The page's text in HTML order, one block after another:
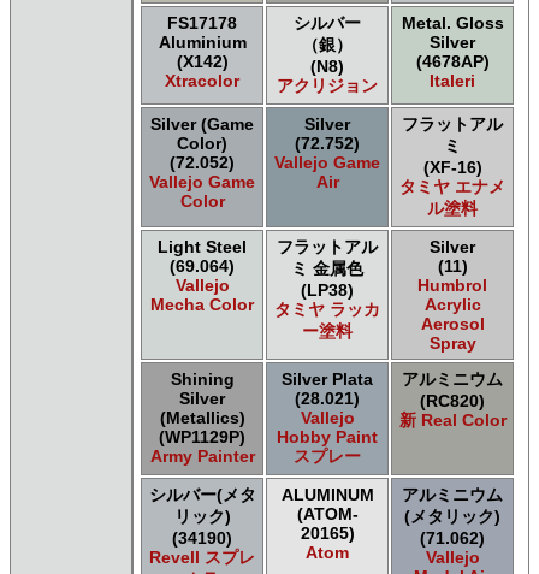
Games Workshop Limited Citadel Spray
Games Workshop Limited Citadelカラー
Games Workshop Limited 先Citadel カラー
HATAKA HOBBY Hataka
Humbrol - Hornby Hobbies Humbrol Acrylic
Humbrol of Hornby Hobbies Humbrol Enamel
ICM ICM Paints
Italeri Italeri
Lifecolor Lifecolor
Meng Meng Color
Mig Jimenez Ammo Acrylics
Mig Jimenez Atom
Mission Models Mission Models
Mr. Paint MRP Mr Paint Products
Revell of Germany Revell Aqua Color Acrylic
Revell of Germany Revell Email Enamel
Revell of Germany Revell スプレーカラー
Testors of Rust-Oleum Group Testors Model Master
Testors of Rust-Oleum Group Testors Model Master
The Army Painter Army Painter
The Army Painter Speedpaint
FS17178
Aluminium
(X142)
Xtracolor
シルバー
（銀）
(N8)
アクリジョン
Metal. Gloss
Silver
(4678AP)
Italeri
Silver (Game
Color)
(72.052)
Vallejo Game
Color
Silver
(72.752)
Vallejo Game
Air
フラットアル
ミ
(XF-16)
タミヤ エナメ
ル塗料
Light Steel
(69.064)
Vallejo
Mecha Color
フラットアル
ミ 金属色
(LP38)
タミヤ ラッカ
ー塗料
Silver
(11)
Humbrol
Acrylic
Aerosol
Spray
Shining
Silver
(Metallics)
(WP1129P)
Army Painter
Silver Plata
(28.021)
Vallejo
Hobby Paint
スプレー
アルミニウム
(RC820)
新 Real Color
シルバー(メタ
リック)
(34190)
Revell スプレ
ALUMINUM
(ATOM-
20165)
Atom
アルミニウム
(メタリック)
(71.062)
Vallejo